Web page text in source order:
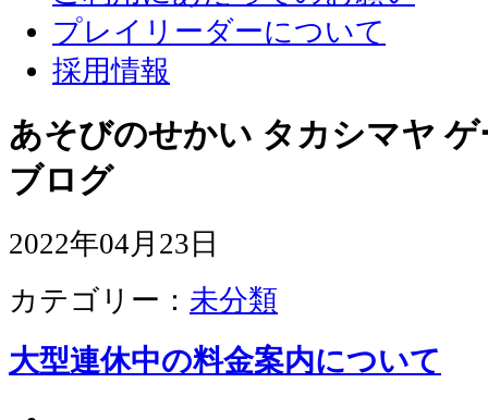
プレイリーダーについて
採用情報
あそびのせかい タカシマヤ
ブログ
2022年04月23日
カテゴリー： 未分類
大型連休中の料金案内について